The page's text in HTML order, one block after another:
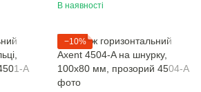
В наявності
−10%